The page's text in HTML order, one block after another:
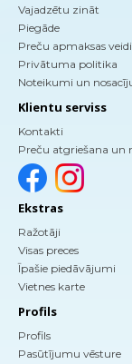
Vajadzētu zināt
Piegāde
Preču apmaksas veidi
Privātuma politika
Noteikumi un
Klientu serviss
Kontakti
Preču atgriešana un
Ekstras
Ražotāji
Visas preces
Īpašie piedāvājumi
Vietnes karte
Profils
Profils
Pasūtījumu vēsture